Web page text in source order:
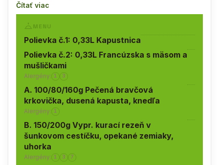
Čítať viac
MENU
Polievka č.1: 0,33L Kapustnica
Polievka č.2: 0,33L Francúzska s mäsom a
mušličkami
Alergény: 1 3
A. 100/80/160g Pečená bravčová
krkovička, dusená kapusta, knedľa
Alergény: 1
B. 150/200g Vypr. kurací rezeň v
šunkovom cestíčku, opekané zemiaky,
uhorka
Alergény: 1 3 7